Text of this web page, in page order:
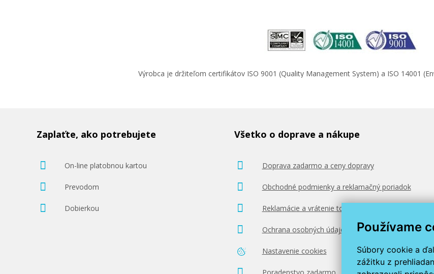
Používame
Súbory cookie a
zážitku z
Výrobca je držiteľom certifikátov ISO 9001 (Quality Management System) a ISO 14001
Zaplaťte, ako potrebujete
On-line platobnou kartou
Prevodom
Dobierkou
Všetko o doprave a nákupe
Doprava zadarmo a ceny dopravy
Obchodné podmienky a reklamačný poriadok
Reklamácie a vrátenie tovaru
Ochrana osobných údajov
Nastavenie cookies